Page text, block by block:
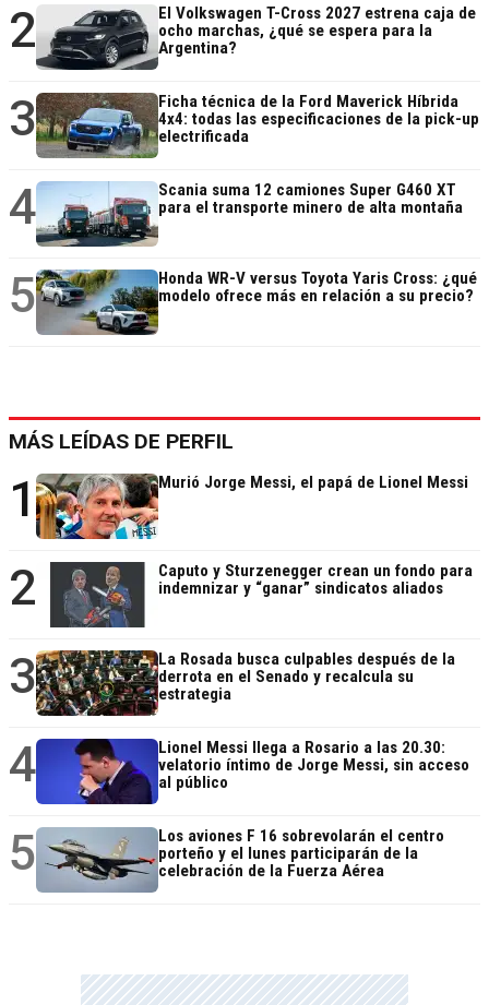
2
El Volkswagen T-Cross 2027 estrena caja de
ocho marchas, ¿qué se espera para la
Argentina?
3
Ficha técnica de la Ford Maverick Híbrida
4x4: todas las especificaciones de la pick-up
electrificada
4
Scania suma 12 camiones Super G460 XT
para el transporte minero de alta montaña
5
Honda WR-V versus Toyota Yaris Cross: ¿qué
modelo ofrece más en relación a su precio?
MÁS LEÍDAS DE PERFIL
1 Murió Jorge Messi, el papá de Lionel Messi
2
Caputo y Sturzenegger crean un fondo para
indemnizar y “ganar” sindicatos aliados
3
La Rosada busca culpables después de la
derrota en el Senado y recalcula su
estrategia
4
Lionel Messi llega a Rosario a las 20.30:
velatorio íntimo de Jorge Messi, sin acceso
al público
5
Los aviones F 16 sobrevolarán el centro
porteño y el lunes participarán de la
celebración de la Fuerza Aérea